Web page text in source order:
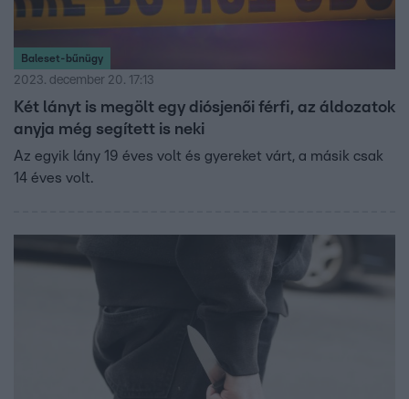
Baleset-bűnügy
2023. december 20. 17:13
Két lányt is megölt egy diósjenői férfi, az áldozatok
anyja még segített is neki
Az egyik lány 19 éves volt és gyereket várt, a másik csak
14 éves volt.